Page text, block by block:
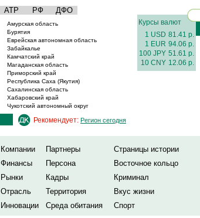
АТР РФ ДФО
Амурская область
Бурятия
Еврейская автономная область
Забайкалье
Камчатский край
Магаданская область
Приморский край
Республика Саха (Якутия)
Сахалинская область
Хабаровский край
Чукотский автономный округ
Курсы валют
1 USD 81.41 р.
1 EUR 94.06 р.
100 JPY 51.61 р.
10 CNY 12.06 р.
Рекомендует: Регион сегодня
Компании Партнеры
Страницы истории
Финансы Персона
Восточное кольцо
Рынки Кадры
Криминал
Отрасль Территория
Вкус жизни
Инновации Среда обитания Спорт